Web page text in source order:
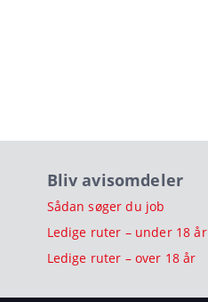
Bliv avisomdeler
Sådan søger du job
Ledige ruter – under 18 år
Ledige ruter – over 18 år